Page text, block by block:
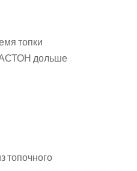
топки
АСТОН дольше
топочного